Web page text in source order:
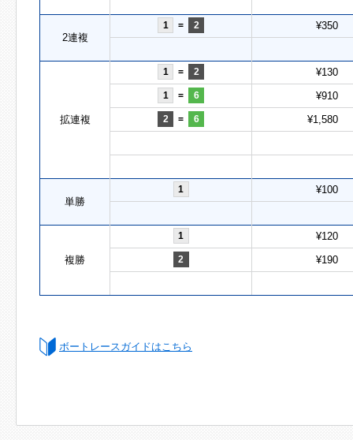
2連複
1 = 2 ¥350
拡連複
1 = 2 ¥130
1 = 6 ¥910
2 = 6 ¥1,580
単勝
1 ¥100
複勝
1 ¥120
2 ¥190
ボートレースガイドはこちら